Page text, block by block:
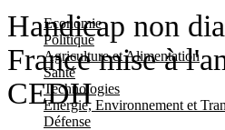
Economie
Politique
Agriculture et Alimentation
Santé
Technologies
Energie, Environnement et
Défense
Handicap non
France mise à
CEDH